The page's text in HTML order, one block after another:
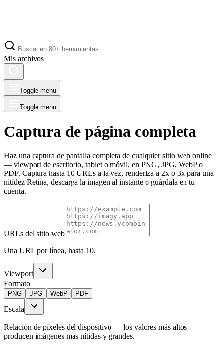
Mis archivos
Toggle menu
Toggle menu
Captura de página completa
Haz una captura de pantalla completa de cualquier sitio web online
— viewport de escritorio, tablet o móvil, en PNG, JPG, WebP o
PDF. Captura hasta 10 URLs a la vez, renderiza a 2x o 3x para una
nitidez Retina, descarga la imagen al instante o guárdala en tu
cuenta.
URLs del sitio web
Una URL por línea, hasta 10.
Viewport
Formato
PNG JPG WebP PDF
Escala
Relación de píxeles del dispositivo — los valores más altos
producen imágenes más nítidas y grandes.